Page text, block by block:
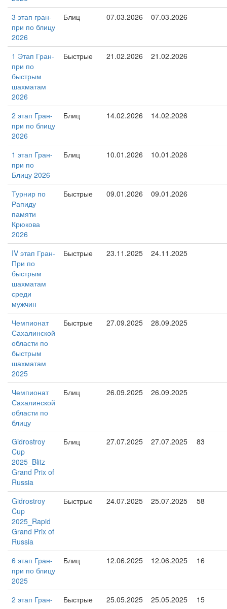
3 этап гран-
при по блицу
2026
Блиц 07.03.2026 07.03.2026
1 Этап Гран-
при по
быстрым
шахматам
2026
Быстрые 21.02.2026 21.02.2026
2 этап Гран-
при по блицу
2026
Блиц 14.02.2026 14.02.2026
1 этап Гран-
при по
Блицу 2026
Блиц 10.01.2026 10.01.2026
Турнир по
Рапиду
памяти
Крюкова
2026
Быстрые 09.01.2026 09.01.2026
IV этап Гран-
При по
быстрым
шахматам
среди
мужчин
Быстрые 23.11.2025 24.11.2025
Чемпионат
Сахалинской
области по
быстрым
шахматам
2025
Быстрые 27.09.2025 28.09.2025
Чемпионат
Сахалинской
области по
блицу
Блиц 26.09.2025 26.09.2025
Gidrostroy
Cup
2025_Blitz
Grand Prix of
Russia
Блиц 27.07.2025 27.07.2025 83
Gidrostroy
Cup
2025_Rapid
Grand Prix of
Russia
Быстрые 24.07.2025 25.07.2025 58
6 этап Гран-
при по блицу
2025
Блиц 12.06.2025 12.06.2025 16
2 этап Гран-
Быстрые 25.05.2025 25.05.2025 15